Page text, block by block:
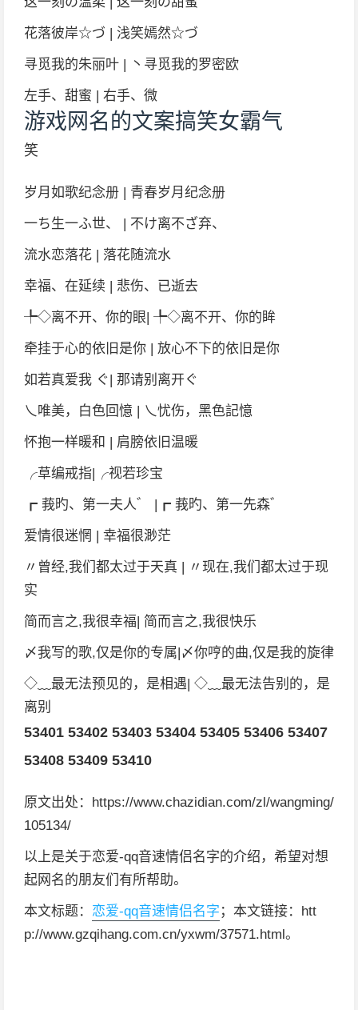
花落彼岸☆づ | 浅笑嫣然☆づ
寻觅我的朱丽叶 | 丶寻觅我的罗密欧
左手、甜蜜 | 右手、微
游戏网名的文案搞笑女霸气
笑
岁月如歌纪念册 | 青春岁月纪念册
一ち生一ふ世、 | 不け离不ざ弃、
流水恋落花 | 落花随流水
幸福、在延续 | 悲伤、已逝去
╄◇离不开、你的眼| ╄◇离不开、你的眸
牵挂于心的依旧是你 | 放心不下的依旧是你
如若真爱我 ぐ| 那请别离开ぐ
乀唯美，白色回憶 | 乀忧伤，黑色記憶
怀抱一样暖和 | 肩膀依旧温暖
╭草编戒指|╭视若珍宝
┏ 莪旳、第一夫人゛ |┏ 莪旳、第一先森゛
爱情很迷惘 | 幸福很渺茫
〃曾经,我们都太过于天真 | 〃现在,我们都太过于现
实
简而言之,我很幸福| 简而言之,我很快乐
〆我写的歌,仅是你的专属|〆你哼的曲,仅是我的旋律
◇﹏最无法预见的，是相遇| ◇﹏最无法告别的，是
离别
53401 53402 53403 53404 53405 53406 53407
53408 53409 53410
原文出处：https://www.chazidian.com/zl/wangming/
105134/
以上是关于恋爱-qq音速情侣名字的介绍，希望对想
起网名的朋友们有所帮助。
本文标题： 恋爱-qq音速情侣名字 ；本文链接：htt
p://www.gzqihang.com.cn/yxwm/37571.html。